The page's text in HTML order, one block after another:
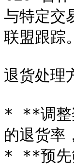
与特定交
联盟跟踪。
退货处理
* **调整
的退货率
* **预先